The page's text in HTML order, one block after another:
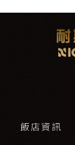
飯店資訊